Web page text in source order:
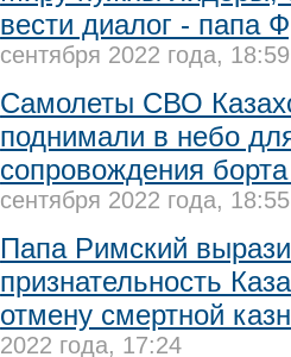
вести диалог - папа
сентября 2022 года, 18:59
Самолеты СВО
поднимали в небо
сопровождения
сентября 2022 года, 18:55
Папа Римский
признательность
отмену смертной
2022 года, 17:24